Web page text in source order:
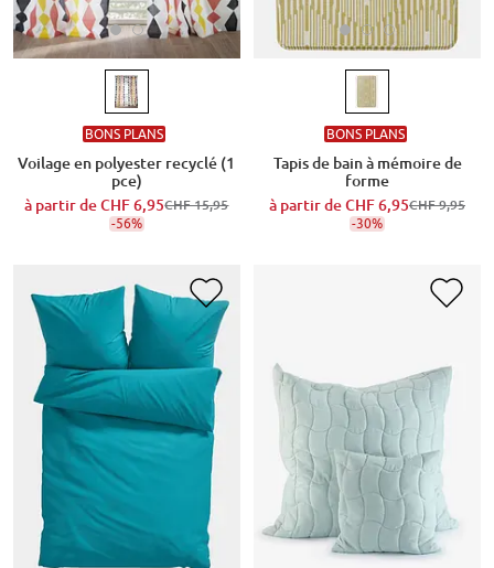
BONS PLANS
Voilage en polyester recyclé (1
pce)
à partir deCHF 6,95CHF 15,95
-56%
BONS PLANS
Tapis de bain à mémoire de
forme
à partir deCHF 6,95CHF 9,95
-30%